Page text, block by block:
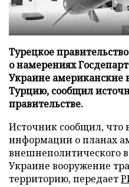
Турецкое
о намерениях
Украине американские
Турцию, сообщил
правительстве.
Источник сообщил, что
информации о планах
внешнеполитического
Украине вооружение
территорию, передает